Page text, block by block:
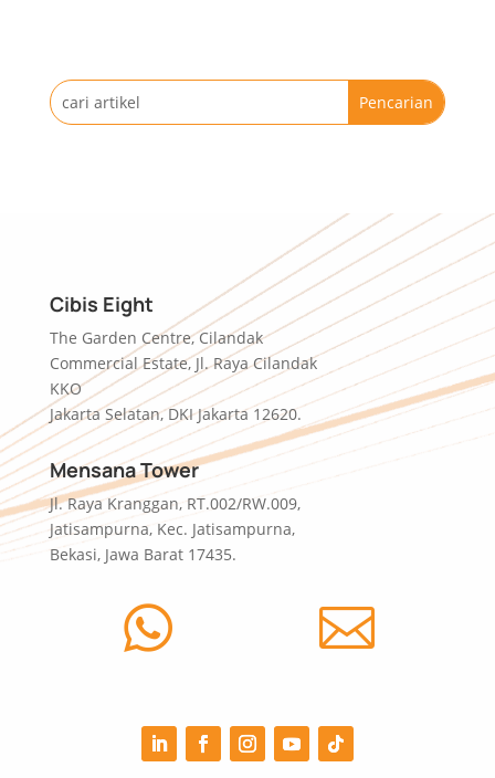
Cibis Eight
The Garden Centre, Cilandak
Commercial Estate, Jl. Raya Cilandak
KKO
Jakarta Selatan, DKI Jakarta 12620.
Mensana Tower
Jl. Raya Kranggan, RT.002/RW.009,
Jatisampurna, Kec. Jatisampurna,
Bekasi, Jawa Barat 17435.
 